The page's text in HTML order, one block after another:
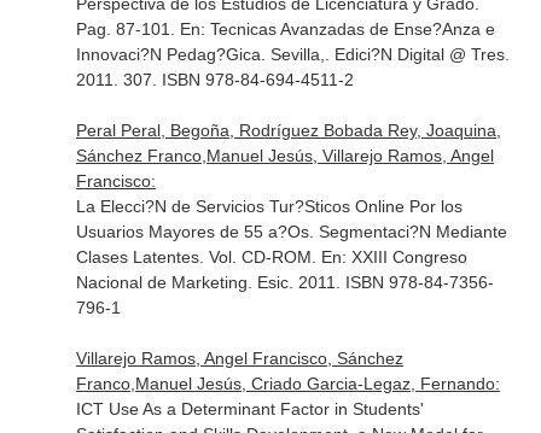
Pag. 87-101. En: Tecnicas Avanzadas de Ense?Anza e
Innovaci?N Pedag?Gica . Sevilla,. Edici?N Digital @ Tres.
2011. 307. ISBN 978-84-694-4511-2
Peral Peral, Begoña, Rodríguez Bobada Rey, Joaquina,
Sánchez Franco,Manuel Jesús, Villarejo Ramos, Angel
Francisco:
La Elecci?N de Servicios Tur?Sticos Online Por los
Usuarios Mayores de 55 a?Os. Segmentaci?N Mediante
Clases Latentes. Vol. CD-ROM. En: XXIII Congreso
Nacional de Marketing . Esic. 2011. ISBN 978-84-7356-
796-1
Villarejo Ramos, Angel Francisco, Sánchez
Franco,Manuel Jesús, Criado Garcia-Legaz, Fernando:
ICT Use As a Determinant Factor in Students'